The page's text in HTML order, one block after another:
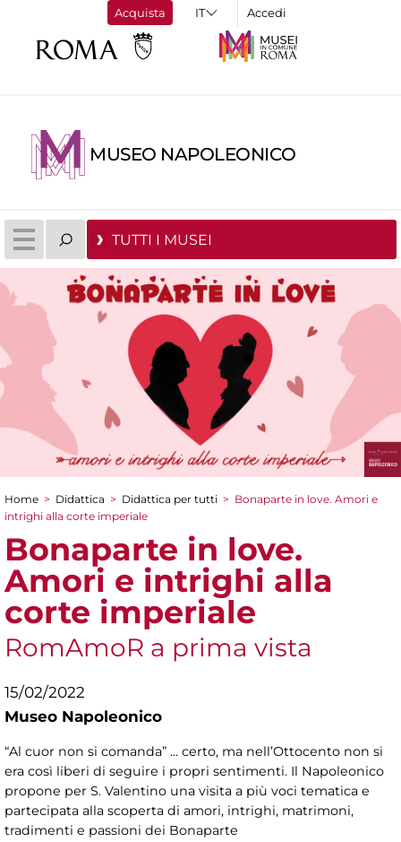
Acquista Accedi
MUSEO NAPOLEONICO
TUTTI I MUSEI
Tu sei qui
Home > Didattica > Didattica per tutti > Bonaparte in love. Amori e
intrighi alla corte imperiale
Bonaparte in love.
Amori e intrighi alla
corte imperiale
RomAmoR a prima vista
15/02/2022
Museo Napoleonico
“Al cuor non si comanda” ... certo, ma nell’Ottocento non si
era così liberi di seguire i propri sentimenti. Il Napoleonico
propone per S. Valentino una visita a più voci tematica e
partecipata alla scoperta di amori, intrighi, matrimoni,
tradimenti e passioni dei Bonaparte